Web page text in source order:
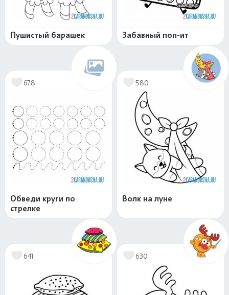
Пушистый барашек Забавный поп-ит
678
Обведи круги по
стрелке
580
Волк на луне
641 630